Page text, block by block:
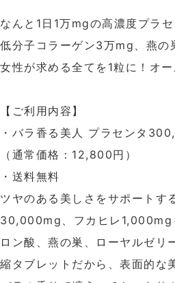
なんと1日1万mgの高濃度プラ
低分子コラーゲン3万mg、燕の
女性が求める全てを1粒に！オ
【ご利用内容】
・バラ香る美人 プラセンタ
（通常価格：12,800円）
・送料無料
ツヤのある美しさをサポート
30,000mg、フカヒレ1,000mg
ロン酸、燕の巣、ローヤルゼ
縮タブレットだから、表面的な